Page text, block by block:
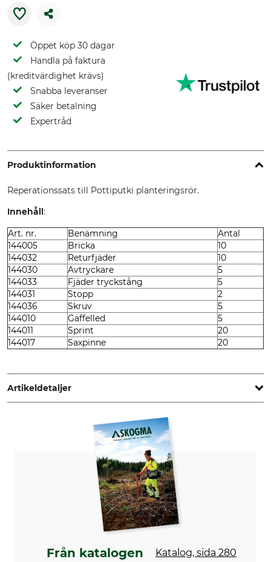
Öppet köp 30 dagar
Handla på faktura
(kreditvärdighet krävs)
Snabba leveranser
Säker betalning
Expertråd
Produktinformation
Reperationssats till Pottiputki planteringsrör.
Innehåll:
Art. nr.
Benämning
Antal
144005
Bricka
10
144032
Returfjäder
10
144030
Avtryckare
5
144033
Fjäder tryckstång
5
144031
Stopp
2
144036
Skruv
5
144010
Gaffelled
5
144011
Sprint
20
144017
Saxpinne 20
Artikeldetaljer
Tillverkning
Made in Sweden
Från katalogen Katalog, sida 280